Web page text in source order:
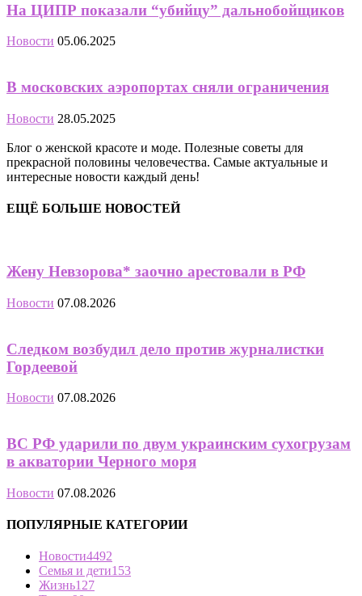
На ЦИПР показали “убийцу” дальнобойщиков
Новости 05.06.2025
В московских аэропортах сняли ограничения
Новости 28.05.2025
Блог о женской красоте и моде. Полезные советы для
прекрасной половины человечества. Самые актуальные и
интересные новости каждый день!
ЕЩЁ БОЛЬШЕ НОВОСТЕЙ
Жену Невзорова* заочно арестовали в РФ
Новости 07.08.2026
Следком возбудил дело против журналистки
Гордеевой
Новости 07.08.2026
ВС РФ ударили по двум украинским сухогрузам
в акватории Черного моря
Новости 07.08.2026
ПОПУЛЯРНЫЕ КАТЕГОРИИ
Новости4492
Семья и дети153
Жизнь127